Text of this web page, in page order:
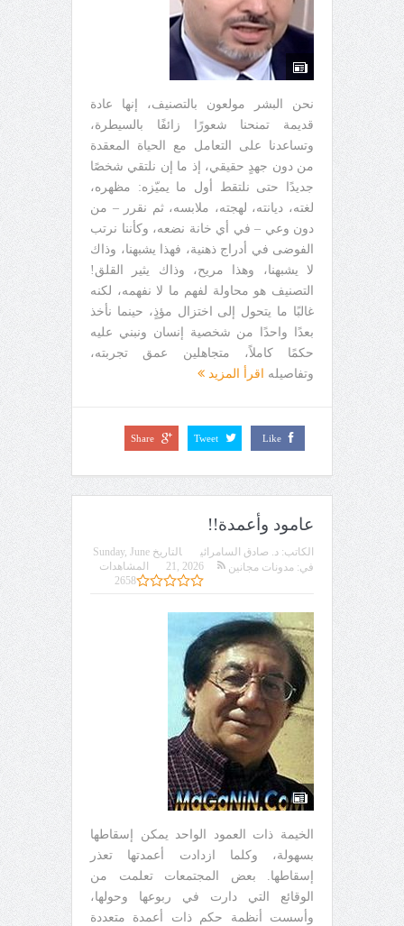
نحن البشر مولعون بالتصنيف، إنها عادة
قديمة تمنحنا شعورًا زائفًا بالسيطرة،
وتساعدنا على التعامل مع الحياة المعقدة
من دون جهدٍ حقيقي، إذ ما إن نلتقي شخصًا
جديدًا حتى نلتقط أول ما يميّزه: مظهره،
لغته، ديانته، لهجته، ملابسه، ثم نقرر – من
دون وعي – في أي خانة نضعه، وكأننا نرتب
الفوضى في أدراج ذهنية، فهذا يشبهنا، وذاك
لا يشبهنا، وهذا مريح، وذاك يثير القلق!
التصنيف هو محاولة لفهم ما لا نفهمه، لكنه
غالبًا ما يتحول إلى اختزال مؤذٍ، حينما نأخذ
بعدًا واحدًا من شخصية إنسان ونبني عليه
حكمًا كاملاً، متجاهلين عمق تجربته،
وتفاصيله
اقرأ المزيد
Like
Tweet
Share
عامود وأعمدة!!
الكاتب: د. صادق السامرائي التاريخ Sunday, June
21, 2026
في: مدونات مجانين
المشاهدات
2658
الخيمة ذات العمود الواحد يمكن إسقاطها
بسهولة، وكلما ازدادت أعمدتها تعذر
إسقاطها. بعض المجتمعات تعلمت من
الوقائع التي دارت في ربوعها وحولها،
وأسست أنظمة حكم ذات أعمدة متعددة